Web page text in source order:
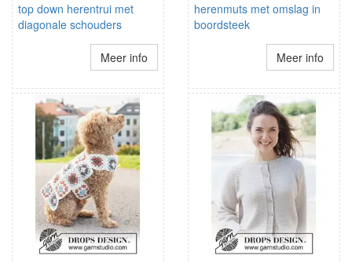
top down herentrui met
diagonale schouders
Meer info
herenmuts met omslag in
boordsteek
Meer info